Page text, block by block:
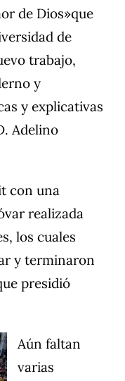
de Dios»que
de
trabajo,
y
y explicativas
Adelino
con una
realizada
los cuales
y terminaron
presidió
Aún faltan
varias